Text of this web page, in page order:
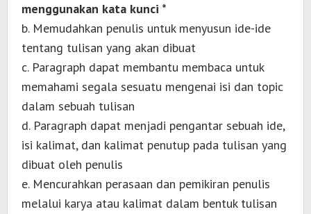
menggunakan kata kunci *
b. Memudahkan penulis untuk menyusun ide-ide
tentang tulisan yang akan dibuat
c. Paragraph dapat membantu membaca untuk
memahami segala sesuatu mengenai isi dan topic
dalam sebuah tulisan
d. Paragraph dapat menjadi pengantar sebuah ide,
isi kalimat, dan kalimat penutup pada tulisan yang
dibuat oleh penulis
e. Mencurahkan perasaan dan pemikiran penulis
melalui karya atau kalimat dalam bentuk tulisan